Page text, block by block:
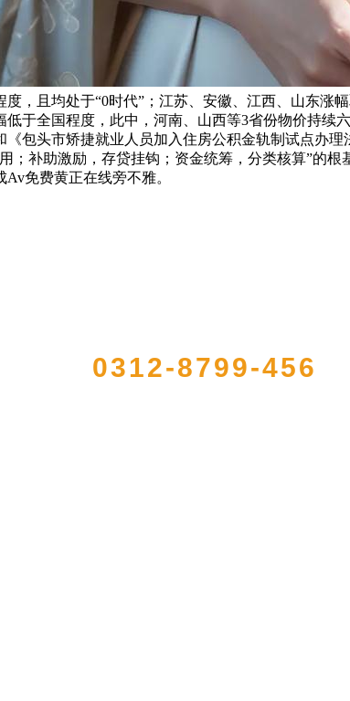
，且均处于“0时代”；江苏、安徽、江西、山东
于全国程度，此中，河南、山西等3省份物价持续
包头市矫捷就业人员加入住房公积金轨制试点办
；补助激励，存贷挂钩；资金统筹，分类核算”的
免费黄正在线旁不雅。
0312-8799-456